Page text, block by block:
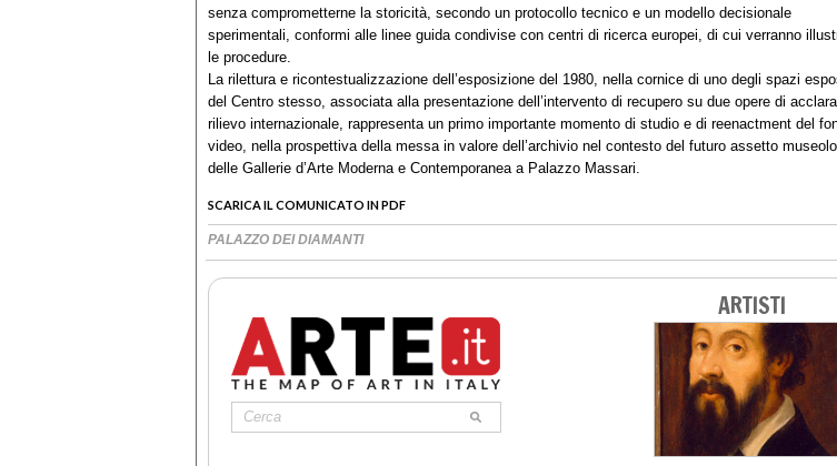
senza comprometterne la storicità, secondo un protocollo tecnico e un modello decisionale
sperimentali, conformi alle linee guida condivise con centri di ricerca europei, di cui verranno
le procedure.
La rilettura e ricontestualizzazione dell’esposizione del 1980, nella cornice di uno degli spazi
del Centro stesso, associata alla presentazione dell’intervento di recupero su due opere di
rilievo internazionale, rappresenta un primo importante momento di studio e di reenactment del
video, nella prospettiva della messa in valore dell’archivio nel contesto del futuro assetto
delle Gallerie d’Arte Moderna e Contemporanea a Palazzo Massari.
SCARICA IL COMUNICATO IN PDF
PALAZZO DEI DIAMANTI
ARTISTI